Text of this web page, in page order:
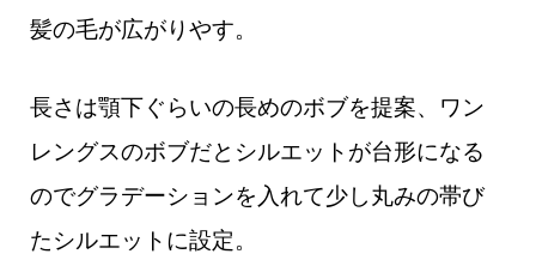
髪の毛が広がりやす。
長さは顎下ぐらいの長めのボブを提案、ワン
レングスのボブだとシルエットが台形になる
のでグラデーションを入れて少し丸みの帯び
たシルエットに設定。